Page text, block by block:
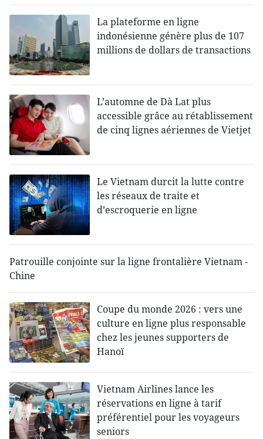
La plateforme en ligne
indonésienne génère plus de 107
millions de dollars de transactions
L’automne de Dà Lat plus
accessible grâce au rétablissement
de cinq lignes aériennes de Vietjet
Le Vietnam durcit la lutte contre
les réseaux de traite et
d’escroquerie en ligne
Patrouille conjointe sur la ligne frontalière Vietnam -
Chine
Coupe du monde 2026 : vers une
culture en ligne plus responsable
chez les jeunes supporters de
Hanoï
Vietnam Airlines lance les
réservations en ligne à tarif
préférentiel pour les voyageurs
seniors